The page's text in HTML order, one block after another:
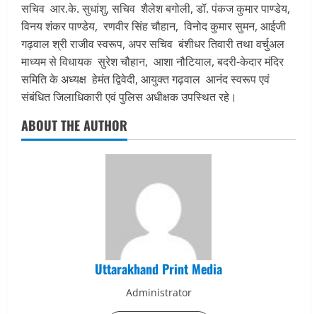
सचिव आर.के. सुधांशु, सचिव शैलेश बगोली, डॉ. पंकज कुमार पाण्डेय,
विनय शंकर पाण्डेय, रणवीर सिंह चौहान, विनोद कुमार सुमन, आईजी
गढ़वाल श्री राजीव स्वरूप, अपर सचिव बंशीधर तिवारी तथा वर्चुअल
माध्यम से विधायक सुरेश चौहान, आशा नौटियाल, बदरी-केदार मंदिर
समिति के अध्यक्ष हेमंत द्विवेदी, आयुक्त गढ़वाल आनंद स्वरूप एवं
संबंधित जिलाधिकारी एवं पुलिस अधीक्षक उपस्थित रहे।
ABOUT THE AUTHOR
Uttarakhand Print Media
Administrator